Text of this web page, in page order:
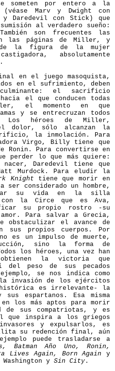
someten por entero a la
(véase Marv y Dwight con
Daredevil con Stick) que
al verdadero sueño:
son frecuentes las
las páginas de Miller, y
la figura de la mujer
absolutamente
en el juego masoquista,
en el sufrimiento, deben
el sacrificio
el que conducen todas
el momento en que
y se entrecruzan todos
Los héroes de Miller,
dolor, sólo alcanzan la
la inmolación. Para
Virgo, Billy tiene que
Ronin. Para convertirse en
perder lo que más quiere:
Daredevil tiene que
Murdock. Para eludir la
Knight tiene que morir en
ser considerado un hombre,
su vida en la silla
la Circe que es Ava,
su propio rostro -su
Para salvar a Grecia,
obstaculizar el avance de
sus propios cuerpos. Por
es un impulso de muerte,
sino la forma de
los héroes, una vez han
la victoria que
del peso de sus pecados
se nos indica como
invasión de los ejércitos
es irrelevante- la
espartanos. Esa misma
los más aptos para morir
sus compatriotas, y es
que inspira a los griegos
y expulsarlos, es
su redención final, aún
puede trasladarse a
Batman Año Uno, Ronin,
Lives Again, Born Again y
y Sin City .